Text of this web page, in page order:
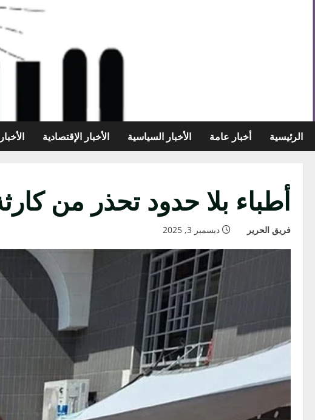
الرئيسية أخبار عامة الأخبار السياسية الأخبار الإقتصادية
أطباء بلا حدود تحذر من
فريق الحرير ديسمبر 3, 2025